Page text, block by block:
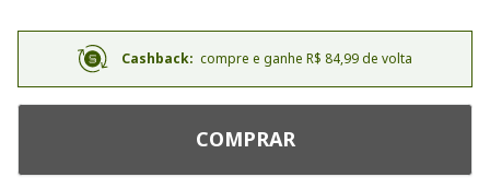
Cashback: compre e ganhe R$ 84,99 de volta
COMPRAR